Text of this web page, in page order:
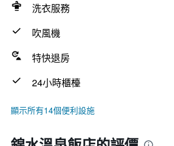
洗衣服務
吹風機
特快退房
24小時櫃檯
顯示所有14個便利設施